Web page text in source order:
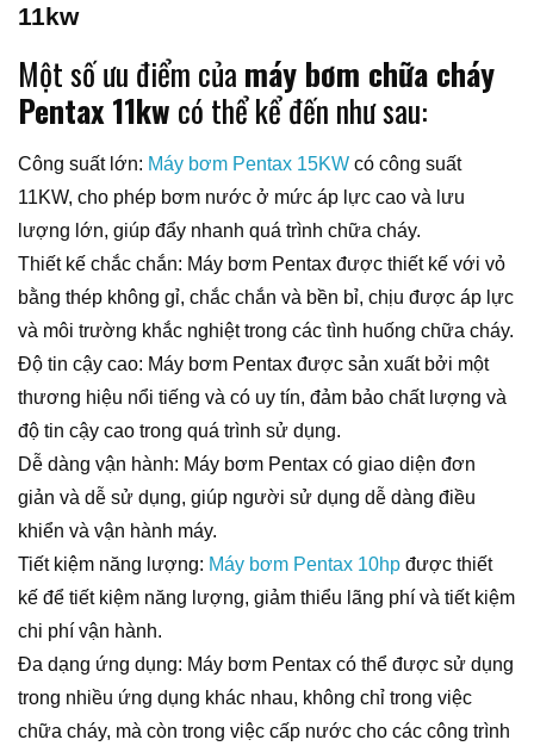
11kw
Một số ưu điểm của máy bơm chữa cháy
Pentax 11kw có thể kể đến như sau:
Công suất lớn: Máy bơm Pentax 15KW có công suất
11KW, cho phép bơm nước ở mức áp lực cao và lưu
lượng lớn, giúp đẩy nhanh quá trình chữa cháy.
Thiết kế chắc chắn: Máy bơm Pentax được thiết kế với vỏ
bằng thép không gỉ, chắc chắn và bền bỉ, chịu được áp lực
và môi trường khắc nghiệt trong các tình huống chữa cháy.
Độ tin cậy cao: Máy bơm Pentax được sản xuất bởi một
thương hiệu nổi tiếng và có uy tín, đảm bảo chất lượng và
độ tin cậy cao trong quá trình sử dụng.
Dễ dàng vận hành: Máy bơm Pentax có giao diện đơn
giản và dễ sử dụng, giúp người sử dụng dễ dàng điều
khiển và vận hành máy.
Tiết kiệm năng lượng: Máy bơm Pentax 10hp được thiết
kế để tiết kiệm năng lượng, giảm thiểu lãng phí và tiết kiệm
chi phí vận hành.
Đa dạng ứng dụng: Máy bơm Pentax có thể được sử dụng
trong nhiều ứng dụng khác nhau, không chỉ trong việc
chữa cháy, mà còn trong việc cấp nước cho các công trình